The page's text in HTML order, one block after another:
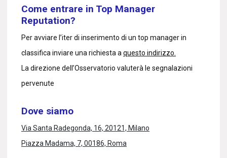
Come entrare in Top Manager
Reputation?
Per avviare l’iter di inserimento di un top manager in
classifica inviare una richiesta a questo indirizzo.
La direzione dell’Osservatorio valuterà le segnalazioni
pervenute
Dove siamo
Via Santa Radegonda, 16, 20121, Milano
Piazza Madama, 7, 00186, Roma